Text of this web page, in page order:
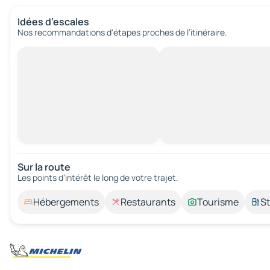
Idées d’escales
Nos recommandations d'étapes proches de l’itinéraire.
Sur la route
Les points d’intérêt le long de votre trajet.
Hébergements Restaurants Tourisme